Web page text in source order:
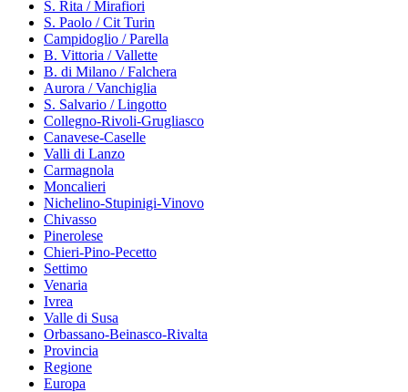
S. Rita / Mirafiori
S. Paolo / Cit Turin
Campidoglio / Parella
B. Vittoria / Vallette
B. di Milano / Falchera
Aurora / Vanchiglia
S. Salvario / Lingotto
Collegno-Rivoli-Grugliasco
Canavese-Caselle
Valli di Lanzo
Carmagnola
Moncalieri
Nichelino-Stupinigi-Vinovo
Chivasso
Pinerolese
Chieri-Pino-Pecetto
Settimo
Venaria
Ivrea
Valle di Susa
Orbassano-Beinasco-Rivalta
Provincia
Regione
Europa